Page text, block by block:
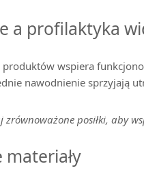
a profilaktyka
wspiera
nawodnienie sprzyjają
zrównoważone posiłki, aby
materiały